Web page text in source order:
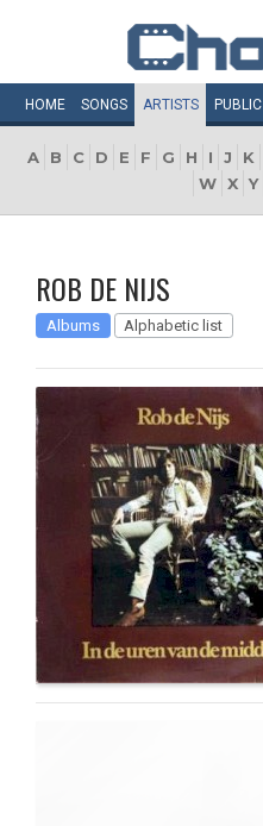
HOME SONGS ARTISTS PUBLIC
A B C D E F G H I J K
W X Y
ROB DE NIJS
Albums Alphabetic list